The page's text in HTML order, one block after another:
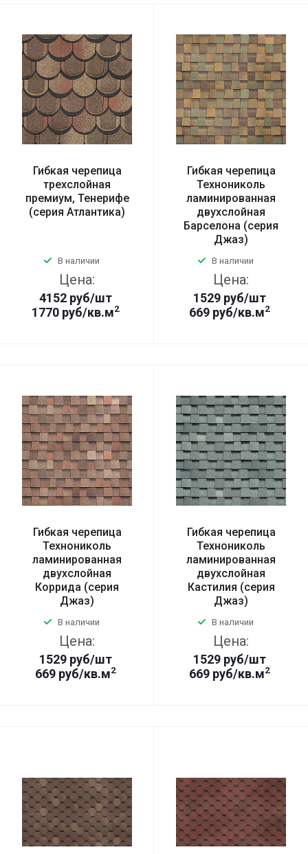
Гибкая черепица
трехслойная
премиум, Тенерифе
(серия Атлантика)
В наличии
Цена:
4152 руб/шт
1770 руб/кв.м2
Гибкая черепица
Технониколь
ламинированная
двухслойная
Барселона (серия
Джаз)
В наличии
Цена:
1529 руб/шт
669 руб/кв.м2
Гибкая черепица
Технониколь
ламинированная
двухслойная
Коррида (серия
Джаз)
В наличии
Цена:
1529 руб/шт
669 руб/кв.м2
Гибкая черепица
Технониколь
ламинированная
двухслойная
Кастилия (серия
Джаз)
В наличии
Цена:
1529 руб/шт
669 руб/кв.м2